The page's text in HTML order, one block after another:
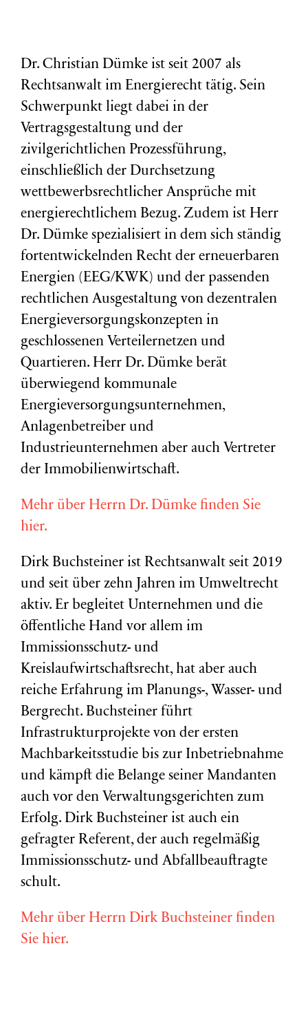
Dr. Christian Dümke ist seit 2007 als
Rechtsanwalt im Energierecht tätig. Sein
Schwerpunkt liegt dabei in der
Vertragsgestaltung und der
zivilgerichtlichen Prozessführung,
einschließlich der Durchsetzung
wettbewerbsrechtlicher Ansprüche mit
energierechtlichem Bezug. Zudem ist Herr
Dr. Dümke spezialisiert in dem sich ständig
fortentwickelnden Recht der erneuerbaren
Energien (EEG/KWK) und der passenden
rechtlichen Ausgestaltung von dezentralen
Energieversorgungskonzepten in
geschlossenen Verteilernetzen und
Quartieren. Herr Dr. Dümke berät
überwiegend kommunale
Energieversorgungsunternehmen,
Anlagenbetreiber und
Industrieunternehmen aber auch Vertreter
der Immobilienwirtschaft.
Mehr über Herrn Dr. Dümke finden Sie
hier.
Dirk Buchsteiner ist Rechtsanwalt seit 2019
und seit über zehn Jahren im Umweltrecht
aktiv. Er begleitet Unternehmen und die
öffentliche Hand vor allem im
Immissionsschutz- und
Kreislaufwirtschaftsrecht, hat aber auch
reiche Erfahrung im Planungs-, Wasser- und
Bergrecht. Buchsteiner führt
Infrastrukturprojekte von der ersten
Machbarkeitsstudie bis zur Inbetriebnahme
und kämpft die Belange seiner Mandanten
auch vor den Verwaltungsgerichten zum
Erfolg. Dirk Buchsteiner ist auch ein
gefragter Referent, der auch regelmäßig
Immissionsschutz- und Abfallbeauftragte
schult.
Mehr über Herrn Dirk Buchsteiner finden
Sie hier.